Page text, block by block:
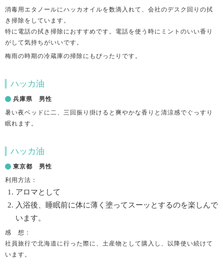
消毒用エタノールにハッカオイルを数滴入れて、会社のデスク回りの拭
き掃除をしています。
特に電話の拭き掃除におすすめです。電話を使う時にミントのいい香り
がして気持ちがいいです。
梅雨の時期の冷蔵庫の掃除にもぴったりです。
ハッカ油
兵庫県 男性
暑い夜ベッドに二、三回振り掛けると爽やかな香りと清涼感でぐっすり
眠れます。
ハッカ油
東京都 男性
利用方法：
アロマとして
入浴後、睡眠前に体に薄く塗ってスーッとするのを楽しんで
います。
感 想：
社員旅行で北海道に行った際に、土産物として購入し、以降使い続けて
います。